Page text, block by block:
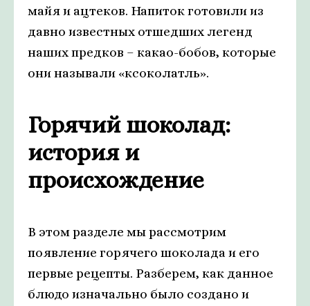
майя и ацтеков. Напиток готовили из
давно известных отшедших легенд
наших предков – какао-бобов, которые
они называли «ксоколатль».
Горячий шоколад:
история и
происхождение
В этом разделе мы рассмотрим
появление горячего шоколада и его
первые рецепты. Разберем, как данное
блюдо изначально было создано и